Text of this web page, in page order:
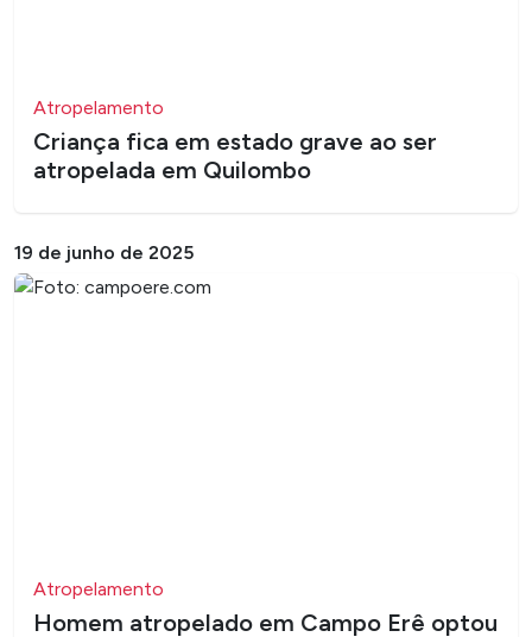
Atropelamento
Criança fica em estado grave ao ser
atropelada em Quilombo
19 de junho de 2025
Atropelamento
Homem atropelado em Campo Erê optou